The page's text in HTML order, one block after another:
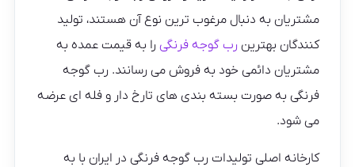
مشتریان به دنبال مرغوب ترین نوع آن هستند، تولید
کنندگان بهترین رب گوجه فرنگی را به قیمت عمده به
مشتریان دائمی خود به فروش می رسانند. رب گوجه
فرنگی به صورت بسته بندی های تارخ دار و فله ای عرضه
می شود.
کارخانه اصلی تولیدات رب گوجه فرنگی در ایران با به